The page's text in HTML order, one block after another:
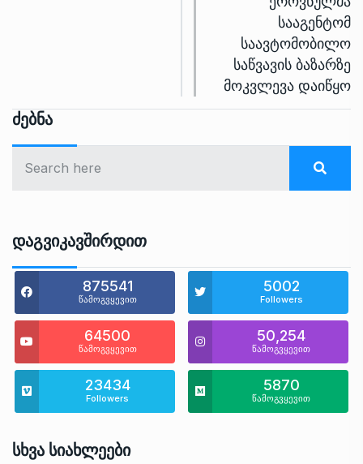
სააგენტომ
საავტომობილო
საწვავის ბაზარზე
მოკვლევა დაიწყო
Ძებნა
Დაგვიკავშირდით
875541
წამოგვყევით
5002
Followers
64500
წამოგვყევით
50,254
წამოგვყევით
23434
Followers
5870
წამოგვყევით
Სხვა Სიახლეები